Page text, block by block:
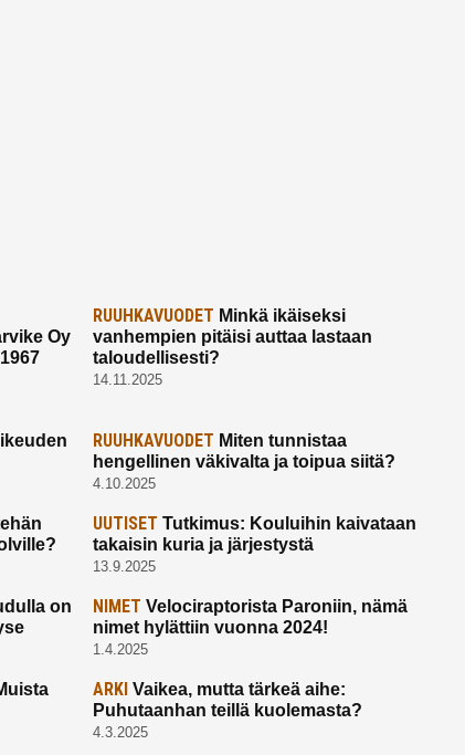
Oy
RUUHKAVUODET Minkä ikäiseksi
vanhempien pitäisi auttaa lastaan
taloudellisesti?
14.11.2025
RUUHKAVUODET Miten tunnistaa
hengellinen väkivalta ja toipua siitä?
4.10.2025
UUTISET Tutkimus: Kouluihin kaivataan
takaisin kuria ja järjestystä
13.9.2025
on
NIMET Velociraptorista Paroniin, nämä
nimet hylättiin vuonna 2024!
1.4.2025
ARKI Vaikea, mutta tärkeä aihe:
Puhutaanhan teillä kuolemasta?
4.3.2025